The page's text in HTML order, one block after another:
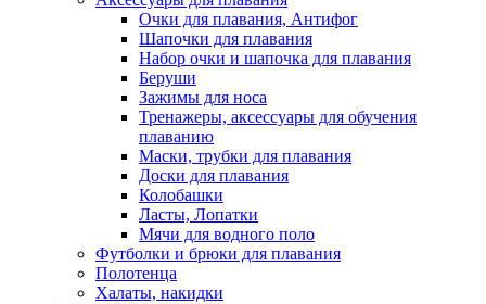
Очки для плавания, Антифог
Шапочки для плавания
Набор очки и шапочка для плавания
Беруши
Зажимы для носа
Тренажеры, аксессуары для обучения
плаванию
Маски, трубки для плавания
Доски для плавания
Колобашки
Ласты, Лопатки
Мячи для водного поло
Футболки и брюки для плавания
Полотенца
Халаты, накидки